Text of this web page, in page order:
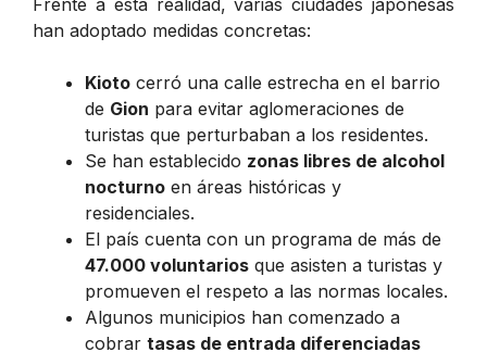
han adoptado medidas concretas:
Kioto cerró una calle estrecha en el barrio
de Gion para evitar aglomeraciones de
turistas que perturbaban a los residentes.
Se han establecido zonas libres de alcohol
nocturno en áreas históricas y
residenciales.
El país cuenta con un programa de más de
47.000 voluntarios que asisten a turistas y
promueven el respeto a las normas locales.
Algunos municipios han comenzado a
cobrar tasas de entrada diferenciadas